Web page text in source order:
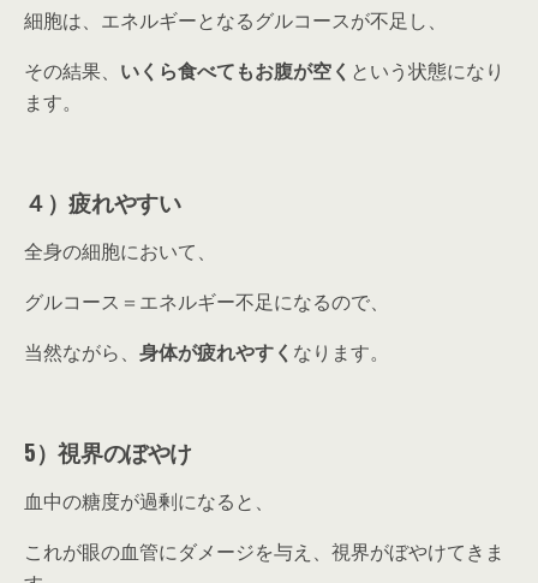
細胞は、エネルギーとなるグルコースが不足し、
その結果、 いくら食べてもお腹が空く という状態になり
ます。
４）疲れやすい
全身の細胞において、
グルコース＝エネルギー不足になるので、
当然ながら、 身体が疲れやすく なります。
5）視界のぼやけ
血中の糖度が過剰になると、
これが眼の血管にダメージを与え、視界がぼやけてきま